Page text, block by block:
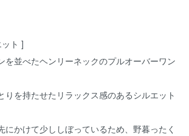
ト ]
を並べたヘンリーネックのプルオーバーワン
りを持たせたリラックス感のあるシルエット
にかけて少ししぼっているため、野暮ったく